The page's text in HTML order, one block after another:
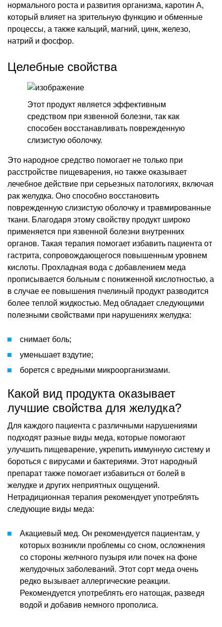
нормального роста и развития организма, каротин А,
который влияет на зрительную функцию и обменные
процессы, а также кальций, магний, цинк, железо,
натрий и фосфор.
Целебные свойства
Этот продукт является эффективным
средством при язвенной болезни, так как
способен восстанавливать поврежденную
слизистую оболочку.
Это народное средство помогает не только при
расстройстве пищеварения, но также оказывает
лечебное действие при серьезных патологиях, включая
рак желудка. Оно способно восстановить
поврежденную слизистую оболочку и травмированные
ткани. Благодаря этому свойству продукт широко
применяется при язвенной болезни внутренних
органов. Такая терапия помогает избавить пациента от
гастрита, сопровождающегося повышенным уровнем
кислоты. Прохладная вода с добавлением меда
прописывается больным с пониженной кислотностью, а
в случае ее повышения пчелиный продукт разводится
более теплой жидкостью. Мед обладает следующими
полезными свойствами при нарушениях желудка:
снимает боль;
уменьшает вздутие;
борется с вредными микроорганизмами.
Какой вид продукта оказывает
лучшие свойства для желудка?
Для каждого пациента с различными нарушениями
подходят разные виды меда, которые помогают
улучшить пищеварение, укрепить иммунную систему и
бороться с вирусами и бактериями. Этот народный
препарат также помогает избавиться от болей в
желудке и других неприятных ощущений.
Нетрадиционная терапия рекомендует употреблять
следующие виды меда:
Акациевый мед. Он рекомендуется пациентам, у
которых возникли проблемы со сном, осложнения
со стороны желчного пузыря или почек на фоне
желудочных заболеваний. Этот сорт меда очень
редко вызывает аллергические реакции.
Рекомендуется употреблять его натощак, разведя
водой и добавив немного прополиса.